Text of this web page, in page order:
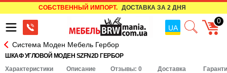
СОБСТВЕННЫЙ ИМПОРТ. ДОСТАВКА ЗА 2 ДНЯ
UA
0
Система Моден Мебель Гербор
ШКАФ УГЛОВОЙ МОДЕН SZFN2D ГЕРБОР
Характеристики
Описание Отзывы: 0 Доставка